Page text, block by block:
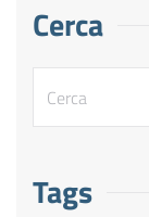
Cerca
Tags